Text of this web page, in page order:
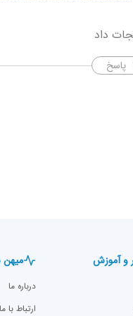
داد
پاسخ
و آموزش میهن
درباره ما
ارتباط با ما